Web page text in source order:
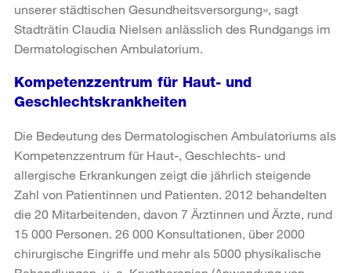
unserer städtischen Gesundheitsversorgung», sagt
Stadträtin Claudia Nielsen anlässlich des Rundgangs im
Dermatologischen Ambulatorium.
Kompetenzzentrum für Haut- und
Geschlechtskrankheiten
Die Bedeutung des Dermatologischen Ambulatoriums als
Kompetenzzentrum für Haut-, Geschlechts- und
allergische Erkrankungen zeigt die jährlich steigende
Zahl von Patientinnen und Patienten. 2012 behandelten
die 20 Mitarbeitenden, davon 7 Ärztinnen und Ärzte, rund
15 000 Personen. 26 000 Konsultationen, über 2000
chirurgische Eingriffe und mehr als 5000 physikalische